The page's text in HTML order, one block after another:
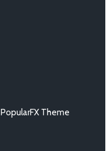
PopularFX Theme